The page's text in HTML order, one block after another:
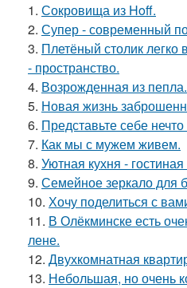
1. Сокровища из Hoff.
2. Супер - современный
3. Плетёный столик легко
- пространство.
4. Возрожденная из пепла.
5. Новая жизнь
6. Представьте себе
7. Как мы с мужем живем.
8. Уютная кухня -
9. Семейное зеркало для
10. Хочу поделиться с
11. В Олёкминске есть
лене.
12. Двухкомнатная
13. Небольшая, но очень